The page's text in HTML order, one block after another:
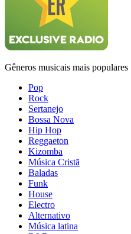
Gêneros musicais mais populares
Pop
Rock
Sertanejo
Bossa Nova
Hip Hop
Reggaeton
Kizomba
Música Cristã
Baladas
Funk
House
Electro
Alternativo
Música latina